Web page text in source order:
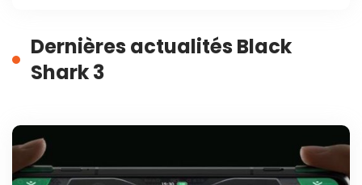
Dernières actualités Black
Shark 3